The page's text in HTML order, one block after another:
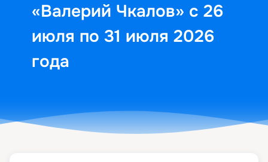
«Валерий Чкалов» с 26
июля по 31 июля 2026
года